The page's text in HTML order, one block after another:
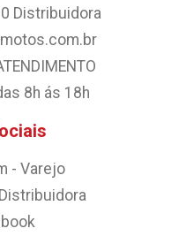
Distribuidora
8h ás 18h
- Varejo